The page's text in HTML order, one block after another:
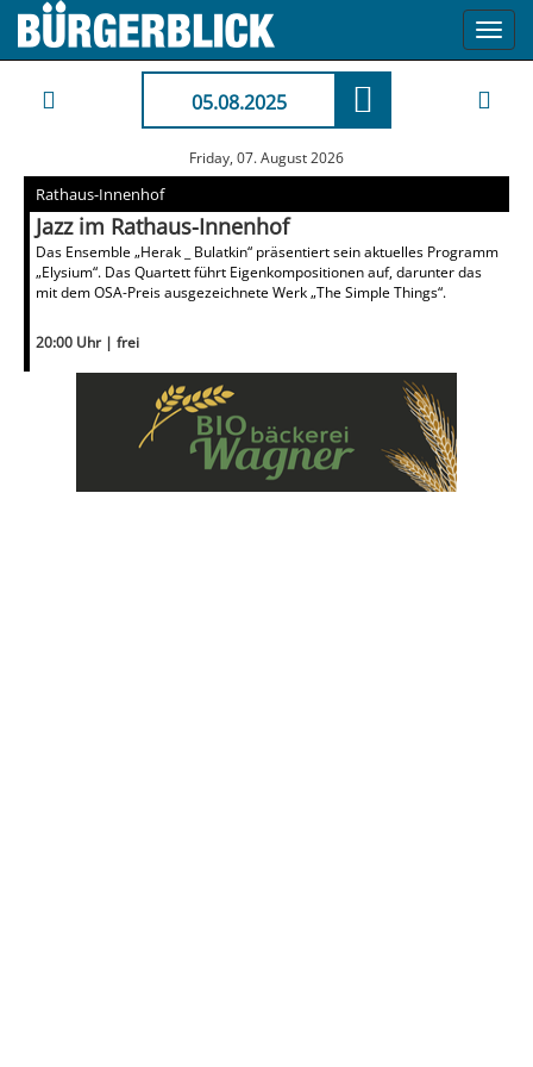
05.08.2025
Friday, 07. August 2026
Rathaus-Innenhof
Jazz im Rathaus-Innenhof
Das Ensemble „Herak _ Bulatkin“ präsentiert sein aktuelles Programm
„Elysium“. Das Quartett führt Eigenkompositionen auf, darunter das
mit dem OSA-Preis ausgezeichnete Werk „The Simple Things“.
20:00 Uhr | frei